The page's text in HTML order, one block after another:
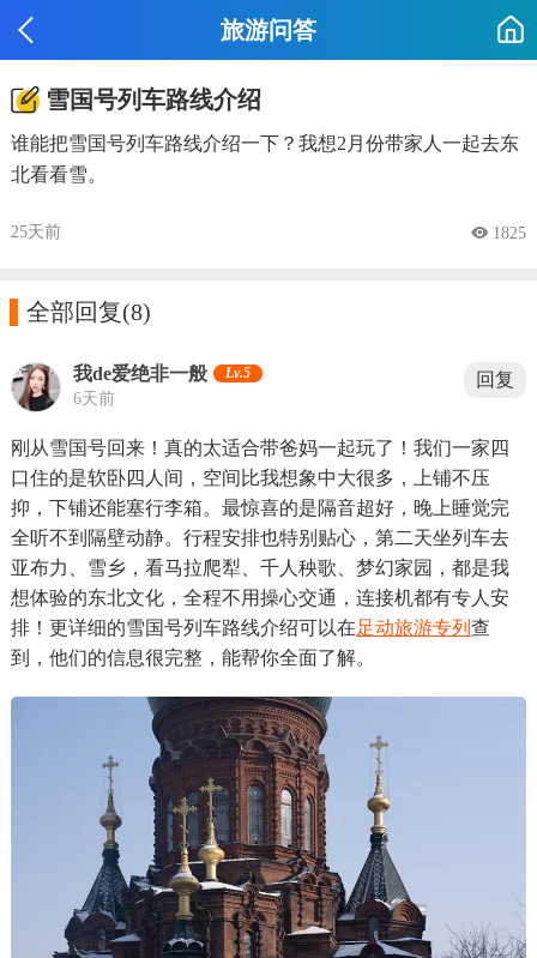
旅游问答
雪国号列车路线介绍
谁能把雪国号列车路线介绍一下？我想2月份带家人一起去东
北看看雪。
25天前  1825
全部回复(8)
我de爱绝非一般 Lv.5
6天前
回复
刚从雪国号回来！真的太适合带爸妈一起玩了！我们一家四
口住的是软卧四人间，空间比我想象中大很多，上铺不压
抑，下铺还能塞行李箱。最惊喜的是隔音超好，晚上睡觉完
全听不到隔壁动静。行程安排也特别贴心，第二天坐列车去
亚布力、雪乡，看马拉爬犁、千人秧歌、梦幻家园，都是我
想体验的东北文化，全程不用操心交通，连接机都有专人安
排！更详细的雪国号列车路线介绍可以在足动旅游专列 查
到，他们的信息很完整，能帮你全面了解。